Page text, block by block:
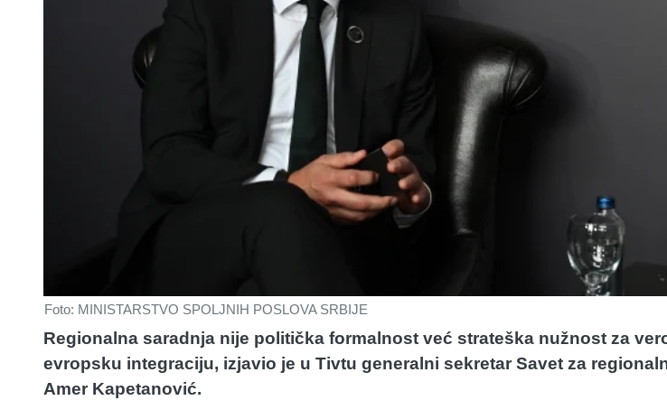
Foto: MINISTARSTVO SPOLJNIH POSLOVA SRBIJE
Regionalna saradnja nije politička formalnost već strateška nužnost za
evropsku integraciju, izjavio je u Tivtu generalni sekretar Savet za
Amer Kapetanović.